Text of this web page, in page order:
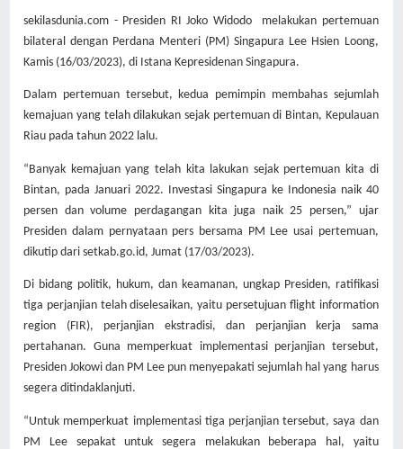
sekilasdunia.com - Presiden RI Joko Widodo melakukan pertemuan
bilateral dengan Perdana Menteri (PM) Singapura Lee Hsien Loong,
Kamis (16/03/2023), di Istana Kepresidenan Singapura.
Dalam pertemuan tersebut, kedua pemimpin membahas sejumlah
kemajuan yang telah dilakukan sejak pertemuan di Bintan, Kepulauan
Riau pada tahun 2022 lalu.
“Banyak kemajuan yang telah kita lakukan sejak pertemuan kita di
Bintan, pada Januari 2022. Investasi Singapura ke Indonesia naik 40
persen dan volume perdagangan kita juga naik 25 persen,” ujar
Presiden dalam pernyataan pers bersama PM Lee usai pertemuan,
dikutip dari setkab.go.id, Jumat (17/03/2023).
Di bidang politik, hukum, dan keamanan, ungkap Presiden, ratifikasi
tiga perjanjian telah diselesaikan, yaitu persetujuan flight information
region (FIR), perjanjian ekstradisi, dan perjanjian kerja sama
pertahanan. Guna memperkuat implementasi perjanjian tersebut,
Presiden Jokowi dan PM Lee pun menyepakati sejumlah hal yang harus
segera ditindaklanjuti.
“Untuk memperkuat implementasi tiga perjanjian tersebut, saya dan
PM Lee sepakat untuk segera melakukan beberapa hal, yaitu